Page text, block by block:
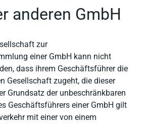
anderen GmbH
zur
einer GmbH kann nicht
dass ihrem Geschäftsführer die
Gesellschaft zugeht, die dieser
Grundsatz der unbeschränkbaren
Geschäftsführers einer GmbH gilt
mit einer von einem